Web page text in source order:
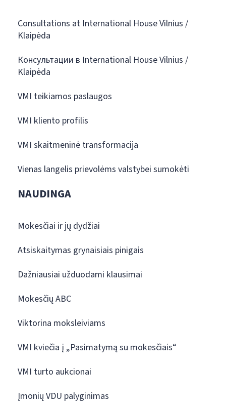
Consultations at International House Vilnius /
Klaipėda
Консультации в International House Vilnius /
Klaipėda
VMI teikiamos paslaugos
VMI kliento profilis
VMI skaitmeninė transformacija
Vienas langelis prievolėms valstybei sumokėti
NAUDINGA
Mokesčiai ir jų dydžiai
Atsiskaitymas grynaisiais pinigais
Dažniausiai užduodami klausimai
Mokesčių ABC
Viktorina moksleiviams
VMI kviečia į „Pasimatymą su mokesčiais“
VMI turto aukcionai
Įmonių VDU palyginimas